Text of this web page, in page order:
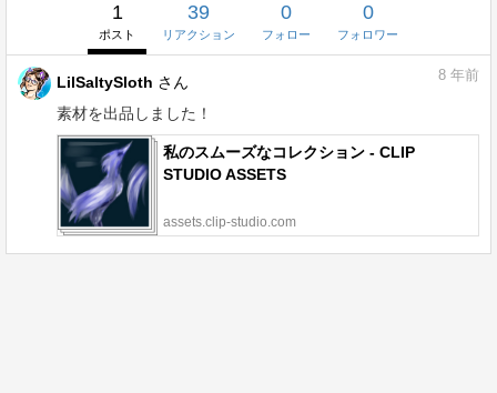
1
ポスト
39
リアクション
0
フォロー
0
フォロワー
LilSaltySloth さん
素材を出品しました！
8 年前
私のスムーズなコレクション - CLIP
STUDIO ASSETS
assets.clip-studio.com